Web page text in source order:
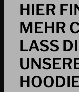
HIER
MEHR
LASS